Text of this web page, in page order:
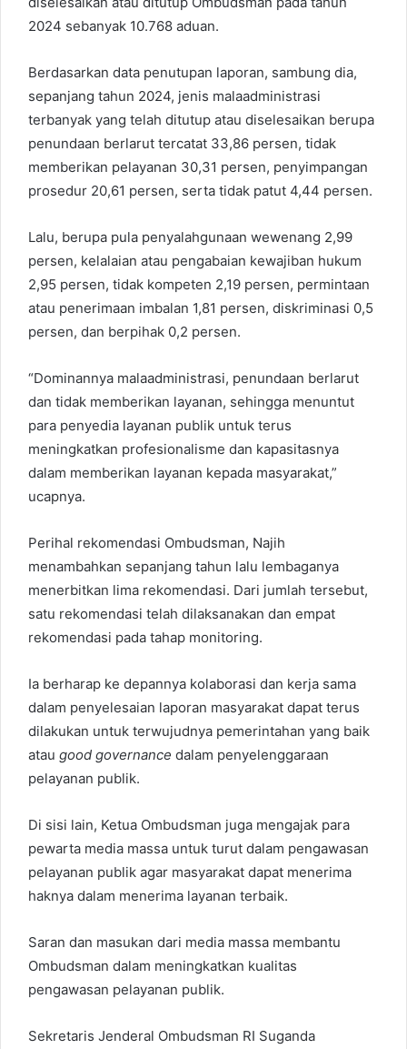
2024 sebanyak 10.768 aduan.
Berdasarkan data penutupan laporan, sambung dia,
sepanjang tahun 2024, jenis malaadministrasi
terbanyak yang telah ditutup atau diselesaikan berupa
penundaan berlarut tercatat 33,86 persen, tidak
memberikan pelayanan 30,31 persen, penyimpangan
prosedur 20,61 persen, serta tidak patut 4,44 persen.
Lalu, berupa pula penyalahgunaan wewenang 2,99
persen, kelalaian atau pengabaian kewajiban hukum
2,95 persen, tidak kompeten 2,19 persen, permintaan
atau penerimaan imbalan 1,81 persen, diskriminasi 0,5
persen, dan berpihak 0,2 persen.
“Dominannya malaadministrasi, penundaan berlarut
dan tidak memberikan layanan, sehingga menuntut
para penyedia layanan publik untuk terus
meningkatkan profesionalisme dan kapasitasnya
dalam memberikan layanan kepada masyarakat,”
ucapnya.
Perihal rekomendasi Ombudsman, Najih
menambahkan sepanjang tahun lalu lembaganya
menerbitkan lima rekomendasi. Dari jumlah tersebut,
satu rekomendasi telah dilaksanakan dan empat
rekomendasi pada tahap monitoring.
Ia berharap ke depannya kolaborasi dan kerja sama
dalam penyelesaian laporan masyarakat dapat terus
dilakukan untuk terwujudnya pemerintahan yang baik
atau good governance dalam penyelenggaraan
pelayanan publik.
Di sisi lain, Ketua Ombudsman juga mengajak para
pewarta media massa untuk turut dalam pengawasan
pelayanan publik agar masyarakat dapat menerima
haknya dalam menerima layanan terbaik.
Saran dan masukan dari media massa membantu
Ombudsman dalam meningkatkan kualitas
pengawasan pelayanan publik.
Sekretaris Jenderal Ombudsman RI Suganda